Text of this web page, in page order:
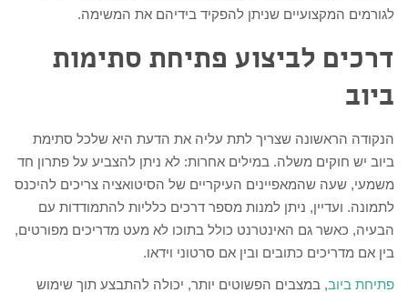
לגורמים המקצועיים שניתן להפקיד בידיהם את המשימה.
דרכים לביצוע פתיחת סתימות
ביוב
הנקודה הראשונה שצריך לתת עליה את הדעת היא שלכל סתימת
ביוב יש חוקים משלה. במילים אחרות: לא ניתן להצביע על פתרון חד
משמעי, שעה שהמאפיינים העיקריים של הסיטואציה צריכים להיכנס
לתמונה. ועדיין, ניתן למנות מספר דרכים כלליות להתמודדות עם
הבעיה, כאשר גם האינטרנט כולל בתוכו לא מעט מדריכים מפורטים,
בין אם מדריכים כתובים ובין אם סרטוני וידאו.
פתיחת ביוב, במצבים הפשוטים יותר, יכולה להתבצע תוך שימוש